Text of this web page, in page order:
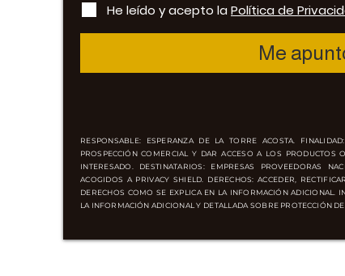
He leído y acepto la Política de
Me
RESPONSABLE: ESPERANZA DE LA TORRE ACOSTA.
PROSPECCIÓNCOMERCIAL Y DAR ACCESO A LOS PRODUCTOS
INTERESADO. DESTINATARIOS: EMPRESAS PROVEEDORAS
ACOGIDOS A PRIVACY SHIELD. DERECHOS: ACCEDER,
DERECHOS COMO SE EXPLICA EN LA INFORMACIÓNADICIONAL.
LA INFORMACIÓN ADICIONAL Y DETALLADA SOBRE PROTECCIÓNDE